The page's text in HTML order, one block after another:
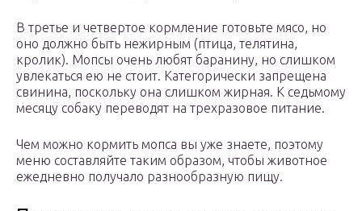
В третье и четвертое кормление готовьте мясо, но
оно должно быть нежирным (птица, телятина,
кролик). Мопсы очень любят баранину, но слишком
увлекаться ею не стоит. Категорически запрещена
свинина, поскольку она слишком жирная. К седьмому
месяцу собаку переводят на трехразовое питание.
Чем можно кормить мопса вы уже знаете, поэтому
меню составляйте таким образом, чтобы животное
ежедневно получало разнообразную пищу.